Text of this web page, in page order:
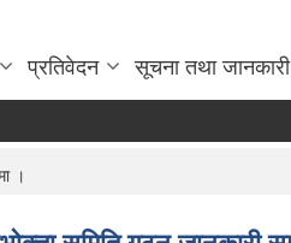
प्रतिवेदन सूचना तथा जानकारी
।